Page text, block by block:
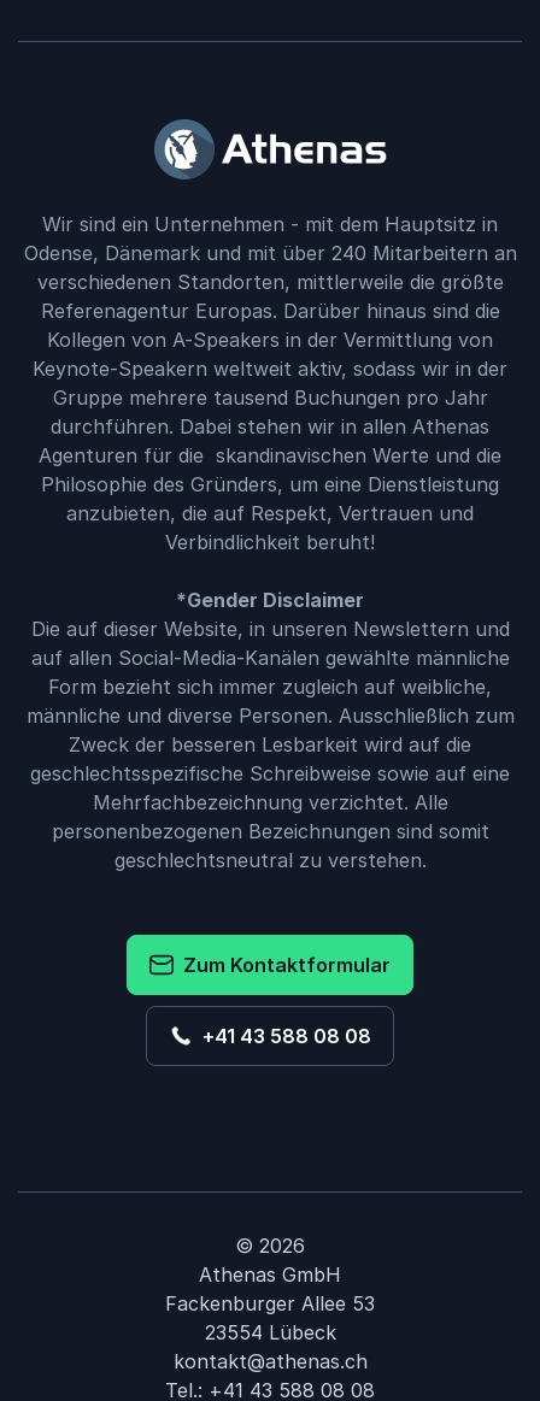
Wir sind ein Unternehmen - mit dem Hauptsitz in
Odense, Dänemark und mit über 240 Mitarbeitern an
verschiedenen Standorten, mittlerweile die größte
Referenagentur Europas. Darüber hinaus sind die
Kollegen von A-Speakers in der Vermittlung von
Keynote-Speakern weltweit aktiv, sodass wir in der
Gruppe mehrere tausend Buchungen pro Jahr
durchführen. Dabei stehen wir in allen Athenas
Agenturen für die skandinavischen Werte und die
Philosophie des Gründers, um eine Dienstleistung
anzubieten, die auf Respekt, Vertrauen und
Verbindlichkeit beruht!
*Gender Disclaimer
Die auf dieser Website, in unseren Newslettern und
auf allen Social-Media-Kanälen gewählte männliche
Form bezieht sich immer zugleich auf weibliche,
männliche und diverse Personen. Ausschließlich zum
Zweck der besseren Lesbarkeit wird auf die
geschlechtsspezifische Schreibweise sowie auf eine
Mehrfachbezeichnung verzichtet. Alle
personenbezogenen Bezeichnungen sind somit
geschlechtsneutral zu verstehen.
Zum Kontaktformular
+41 43 588 08 08
© 2026
Athenas GmbH
Fackenburger Allee 53
23554 Lübeck
kontakt@athenas.ch
Tel.: +41 43 588 08 08